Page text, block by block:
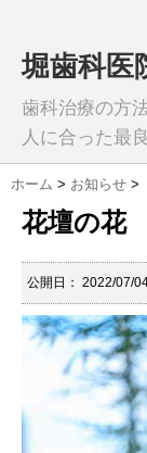
堀歯科医
歯科治療の方
人に合った最
ホーム > お知らせ >
花壇の花
公開日： 2022/07/